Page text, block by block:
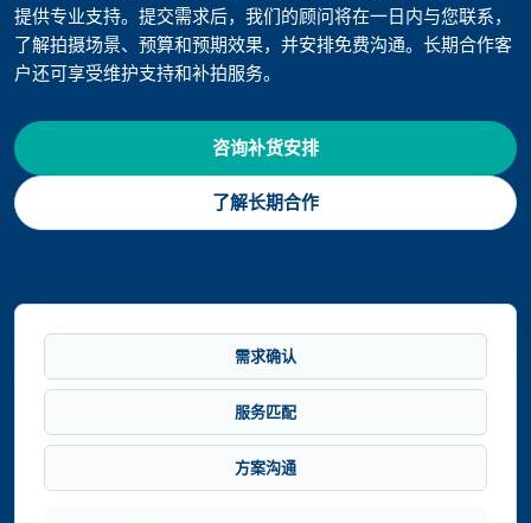
提供专业支持。提交需求后，我们的顾问将在一日内与您联系，
了解拍摄场景、预算和预期效果，并安排免费沟通。长期合作客
户还可享受维护支持和补拍服务。
咨询补货安排
了解长期合作
需求确认
服务匹配
方案沟通